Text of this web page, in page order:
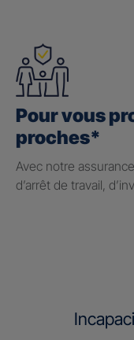
Pour vous
proches*
Avec notre
d’arrêt de travail,